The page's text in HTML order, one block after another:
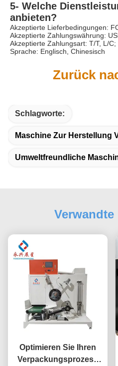
5- Welche
anbieten?
Akzeptierte Lieferbedingungen:
Akzeptierte Zahlungswährung:
Akzeptierte Zahlungsart: T/T, L/C;
Sprache: Englisch, Chinesisch
Zurück
Schlagworte:
Maschine Zur Herstellung
Umweltfreundliche
Optimieren Sie Ihren
Verpackungsprozess